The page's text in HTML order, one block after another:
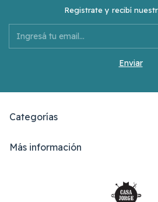
Registrate y recibí
Categorías
Más información